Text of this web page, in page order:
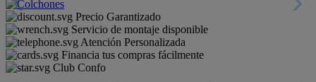
Precio Garantizado
Servicio de montaje disponible
Atención Personalizada
Financia tus compras fácilmente
Club Confo